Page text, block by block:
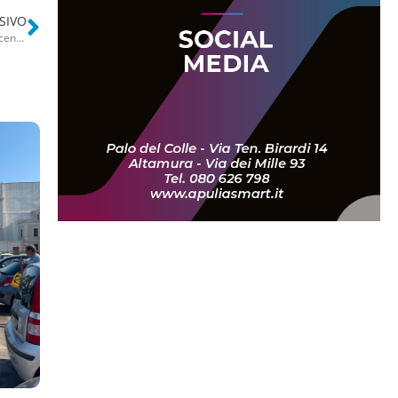
Lecce, la denuncia del deputato Stefanazzi (Pd): “Hanno tentato di incendiare l’auto di mia moglie”